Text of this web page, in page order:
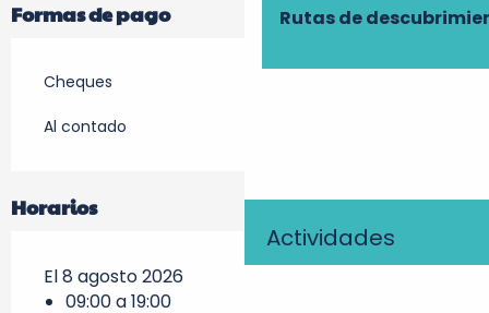
Rutas de
Actividades
Formas de pago
Cheques
Al contado
Horarios
El 8 agosto 2026
09:00 a 19:00